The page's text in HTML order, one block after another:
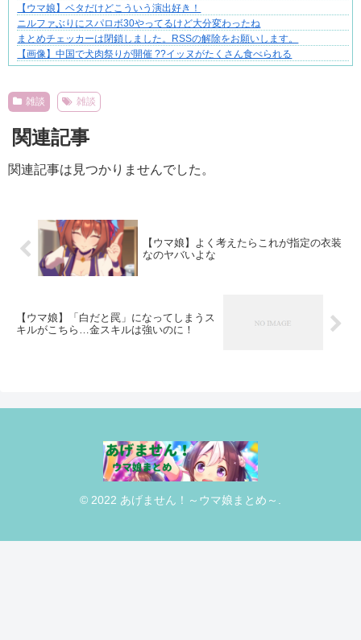
【ウマ娘】ベタだけどこういう演出好き！
ニルファぶりにスパロボ30やってるけど大分変わったね
まとめチェッカーは閉鎖しました。RSSの解除をお願いします。
【画像】中国で犬肉祭りが開催 ??イッヌがたくさん食べられる
雑談 雑談
関連記事
関連記事は見つかりませんでした。
【ウマ娘】よく考えたらこれが指定の衣装
なのヤバいよな
【ウマ娘】「白だと罠」になってしまうス
キルがこちら…金スキルは強いのに！
© 2022 あげません！～ウマ娘まとめ～.